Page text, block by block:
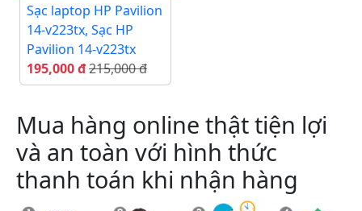
Sạc laptop HP Pavilion
14-v223tx, Sạc HP
Pavilion 14-v223tx
195,000 đ215,000 đ
Mua hàng online thật tiện lợi
và an toàn với hình thức
thanh toán khi nhận hàng